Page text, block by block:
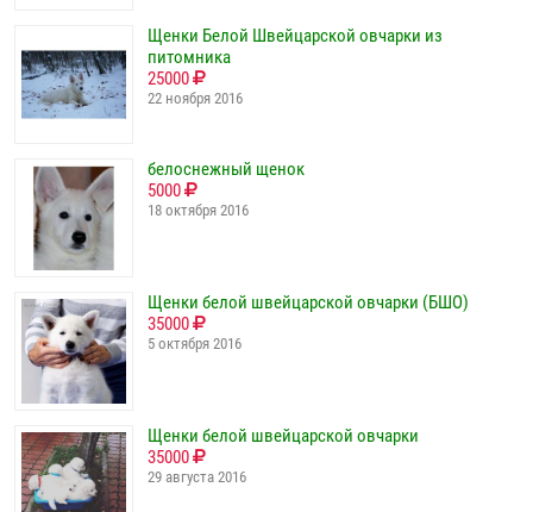
Щенки Белой Швейцарской овчарки из
питомника
25000
22 ноября 2016
белоснежный щенок
5000
18 октября 2016
Щенки белой швейцарской овчарки (БШО)
35000
5 октября 2016
Щенки белой швейцарской овчарки
35000
29 августа 2016